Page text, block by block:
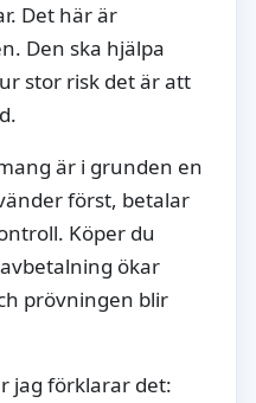
Det här är
Den ska hjälpa
stor risk det är att
är i grunden en
först, betalar
Köper du
ökar
prövningen blir
jag förklarar det: